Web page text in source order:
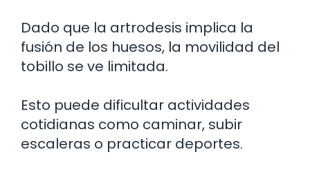
Dado que la artrodesis implica la
fusión de los huesos, la movilidad del
tobillo se ve limitada.
Esto puede dificultar actividades
cotidianas como caminar, subir
escaleras o practicar deportes.